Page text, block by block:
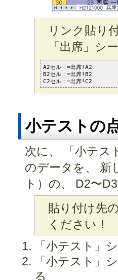
リンク貼り
「出席」シ
A2セル：=出席!A2
B2セル：=出席!B2
C2セル：=出席!C2
小テストの
次に、 「小テス
のデータを、 新
ト）の、 D2〜
貼り付け先
ください！
「小テスト」
「小テスト」
る